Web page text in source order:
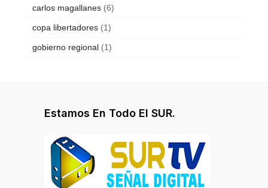
carlos magallanes (6)
copa libertadores (1)
gobierno regional (1)
Estamos En Todo El SUR.